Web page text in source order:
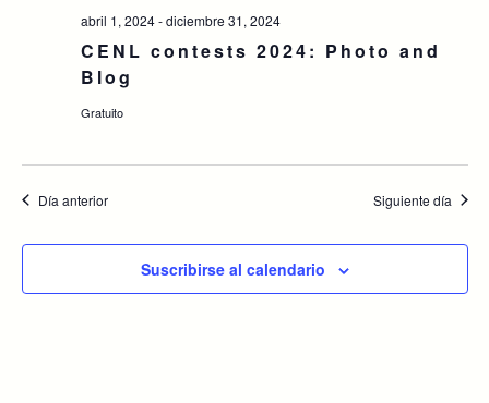
abril 1, 2024-diciembre 31, 2024
CENL contests 2024: Photo and
Blog
Gratuito
Día anterior Siguiente día
Suscribirse al calendario